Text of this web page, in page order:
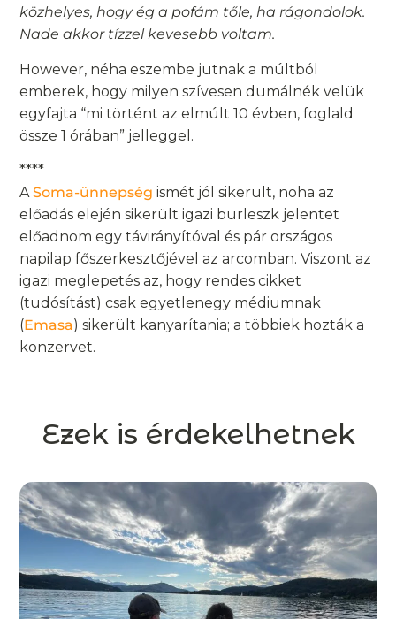
közhelyes, hogy ég a pofám tőle, ha rágondolok.
Nade akkor tízzel kevesebb voltam.
However, néha eszembe jutnak a múltból
emberek, hogy milyen szívesen dumálnék velük
egyfajta “mi történt az elmúlt 10 évben, foglald
össze 1 órában” jelleggel.
****
ASoma-ünnepség ismét jól sikerült, noha az
előadás elején sikerült igazi burleszk jelentet
előadnom egy távirányítóval és pár országos
napilap főszerkesztőjével az arcomban. Viszont az
igazi meglepetés az, hogy rendes cikket
(tudósítást) csak egyetlenegy médiumnak
(Emasa) sikerült kanyarítania; a többiek hozták a
konzervet.
Ezek is érdekelhetnek